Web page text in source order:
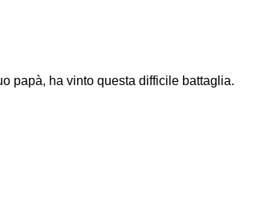
papà, ha vinto questa difficile battaglia.